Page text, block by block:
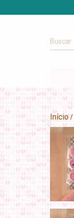
Início/